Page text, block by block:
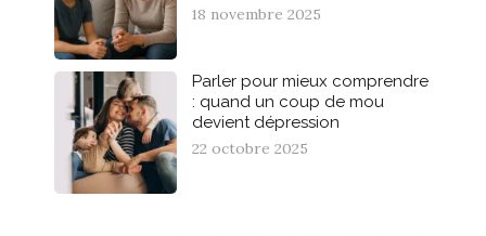
18 novembre 2025
Parler pour mieux comprendre
: quand un coup de mou
devient dépression
22 octobre 2025